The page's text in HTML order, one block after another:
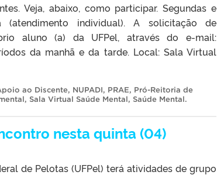
Veja, abaixo, como participar. Segundas e
(atendimento individual). A solicitação de
aluno (a) da UFPel, através do e-mail:
da manhã e da tarde. Local: Sala Virtual
ao Discente, NUPADI, PRAE, Pró-Reitoria de
, Sala Virtual Saúde Mental, Saúde Mental.
nesta quinta (04)
de Pelotas (UFPel) terá atividades de grupo